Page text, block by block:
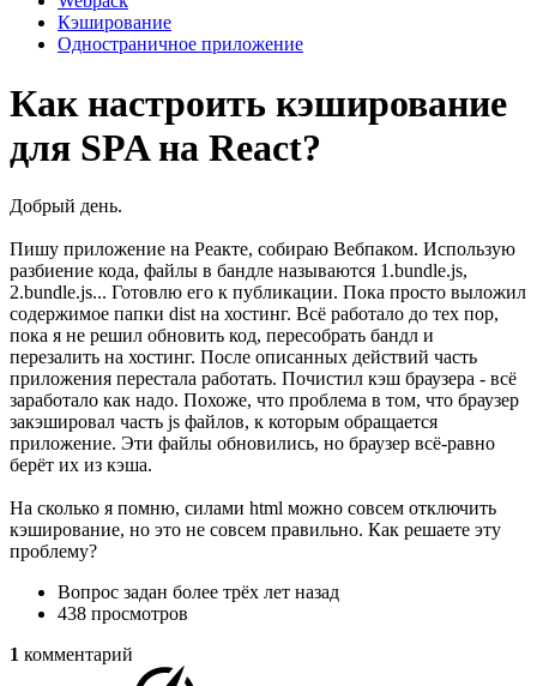
Кэширование
Одностраничное приложение
Как настроить кэширование
для SPA на React?
Добрый день.
Пишу приложение на Реакте, собираю Вебпаком. Использую
разбиение кода, файлы в бандле называются 1.bundle.js,
2.bundle.js... Готовлю его к публикации. Пока просто выложил
содержимое папки dist на хостинг. Всё работало до тех пор,
пока я не решил обновить код, пересобрать бандл и
перезалить на хостинг. После описанных действий часть
приложения перестала работать. Почистил кэш браузера - всё
заработало как надо. Похоже, что проблема в том, что браузер
закэшировал часть js файлов, к которым обращается
приложение. Эти файлы обновились, но браузер всё-равно
берёт их из кэша.
На сколько я помню, силами html можно совсем отключить
кэширование, но это не совсем правильно. Как решаете эту
проблему?
Вопрос задан более трёх лет назад
438 просмотров
1 комментарий